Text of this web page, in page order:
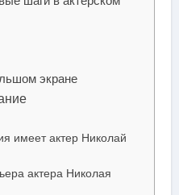
экране
имеет актер Николай
актера Николая